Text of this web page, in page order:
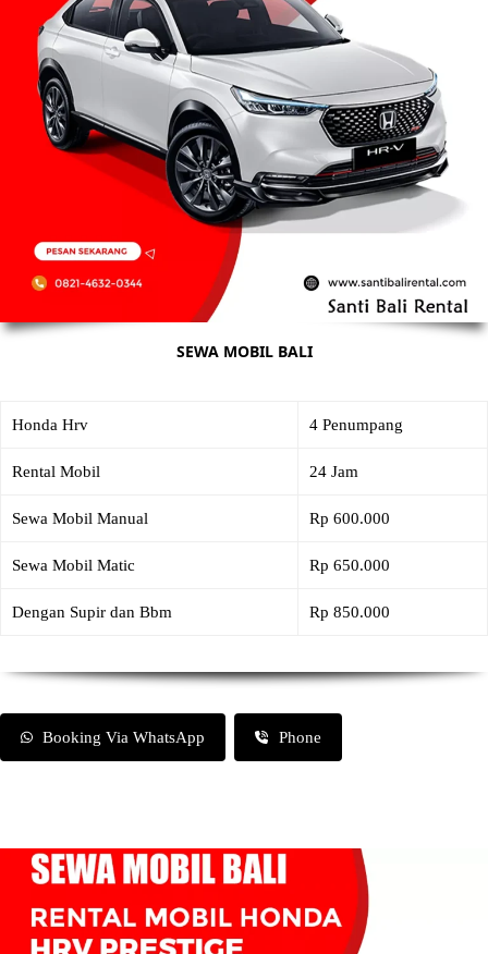
SEWA MOBIL BALI
Honda Hrv 4 Penumpang
Rental Mobil 24 Jam
Sewa Mobil Manual Rp 600.000
Sewa Mobil Matic Rp 650.000
Dengan Supir dan Bbm Rp 850.000
Booking Via WhatsApp Phone